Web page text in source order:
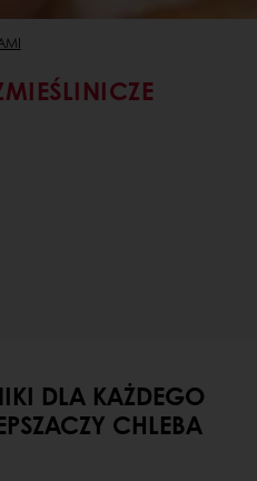
DLA KAŻDEGO
CHLEBA